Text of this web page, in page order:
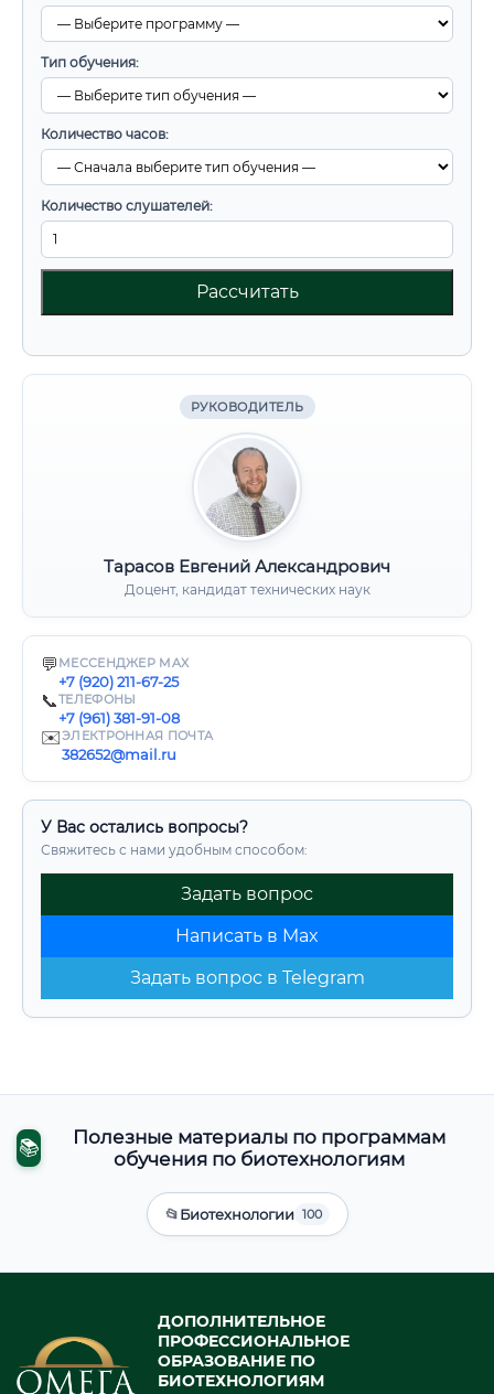
Тип обучения:
Количество часов:
Количество слушателей:
Рассчитать
РУКОВОДИТЕЛЬ
Тарасов Евгений Александрович
Доцент, кандидат технических наук
💬 МЕССЕНДЖЕР MAX
+7 (920) 211-67-25
📞ТЕЛЕФОНЫ
+7 (961) 381-91-08
✉️ЭЛЕКТРОННАЯ ПОЧТА
382652@mail.ru
У Вас остались вопросы?
Свяжитесь с нами удобным способом:
Задать вопрос
Написать в Max
Задать вопрос в Telegram
📚
Полезные материалы по программам
обучения по биотехнологиям
📂Биотехнологии 100
ДОПОЛНИТЕЛЬНОЕ
ПРОФЕССИОНАЛЬНОЕ
ОБРАЗОВАНИЕ ПО
БИОТЕХНОЛОГИЯМ